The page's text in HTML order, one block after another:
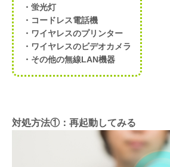
・蛍光灯
・コードレス電話機
・ワイヤレスのプリンター
・ワイヤレスのビデオカメラ
・その他の無線LAN機器
対処方法①：再起動してみる